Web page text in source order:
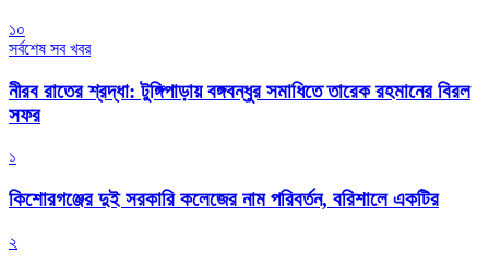
১০
সর্বশেষ সব খবর
নীরব রাতের শ্রদ্ধা: টুঙ্গিপাড়ায় বঙ্গবন্ধুর সমাধিতে তারেক রহমানের বিরল
সফর
১
কিশোরগঞ্জের দুই সরকারি কলেজের নাম পরিবর্তন, বরিশালে একটির
২